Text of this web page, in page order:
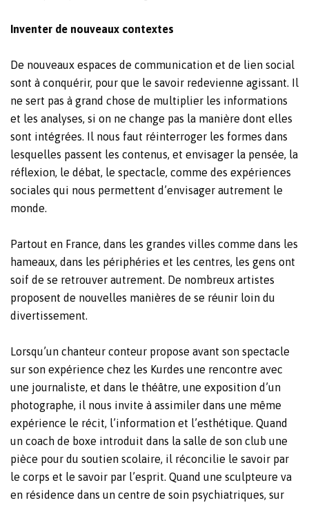
Inventer de nouveaux contextes
De nouveaux espaces de communication et de lien social
sont à conquérir, pour que le savoir redevienne agissant. Il
ne sert pas à grand chose de multiplier les informations
et les analyses, si on ne change pas la manière dont elles
sont intégrées. Il nous faut réinterroger les formes dans
lesquelles passent les contenus, et envisager la pensée, la
réflexion, le débat, le spectacle, comme des expériences
sociales qui nous permettent d’envisager autrement le
monde.
Partout en France, dans les grandes villes comme dans les
hameaux, dans les périphéries et les centres, les gens ont
soif de se retrouver autrement. De nombreux artistes
proposent de nouvelles manières de se réunir loin du
divertissement.
Lorsqu’un chanteur conteur propose avant son spectacle
sur son expérience chez les Kurdes une rencontre avec
une journaliste, et dans le théâtre, une exposition d’un
photographe, il nous invite à assimiler dans une même
expérience le récit, l’information et l’esthétique. Quand
un coach de boxe introduit dans la salle de son club une
pièce pour du soutien scolaire, il réconcilie le savoir par
le corps et le savoir par l’esprit. Quand une sculpteure va
en résidence dans un centre de soin psychiatriques, sur